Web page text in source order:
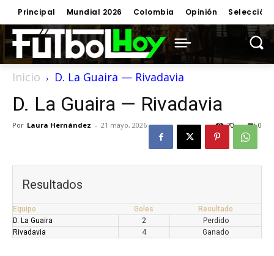
Principal Mundial 2026 Colombia Opinión Selección
Inicio D. La Guaira — Rivadavia
D. La Guaira — Rivadavia
Por Laura Hernández - 21 mayo, 2026 0
70
Resultados
Equipo Goles
Resultado
D. La Guaira
2
Perdido
Rivadavia
4 Ganado